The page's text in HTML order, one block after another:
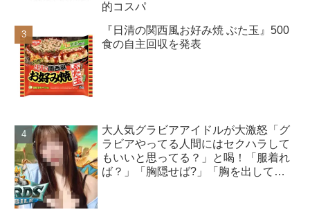
的コスパ
『日清の関西風お好み焼 ぶた玉』500
食の自主回収を発表
大人気グラビアアイドルが大激怒「グ
ラビアやってる人間にはセクハラして
もいいと思ってる？」と喝！「服着れ
ば？」「胸隠せば?」「胸を出してゲ